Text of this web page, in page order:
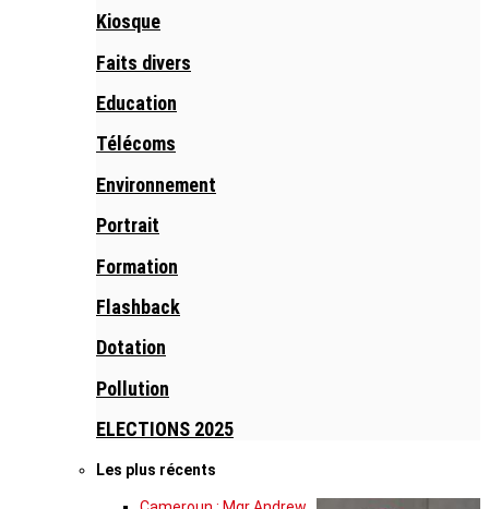
Kiosque
Faits divers
Education
Télécoms
Environnement
Portrait
Formation
Flashback
Dotation
Pollution
ELECTIONS 2025
Les plus récents